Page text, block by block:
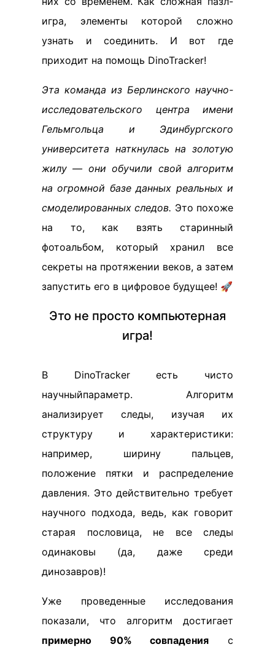
игра, элементы которой сложно
узнать и соединить. И вот где
приходит на помощь DinoTracker!
Эта команда из Берлинского научно-
исследовательского центра имени
Гельмгольца и Эдинбургского
университета наткнулась на золотую
жилу — они обучили свой алгоритм
на огромной базе данных реальных и
смоделированных следов. Это похоже
на то, как взять старинный
фотоальбом, который хранил все
секреты на протяжении веков, а затем
запустить его в цифровое будущее! 🚀
Это не просто компьютерная
игра!
В DinoTracker есть чисто
научныйпараметр. Алгоритм
анализирует следы, изучая их
структуру и характеристики:
например, ширину пальцев,
положение пятки и распределение
давления. Это действительно требует
научного подхода, ведь, как говорит
старая пословица, не все следы
одинаковы (да, даже среди
динозавров)!
Уже проведенные исследования
показали, что алгоритм достигает
примерно 90% совпадения с